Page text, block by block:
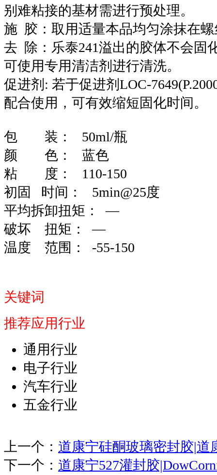
别难粘接的基材需进行预处理。
施 胶：取用适量本品均匀涂抹在
去 除：乐泰241溢出的胶体不会固
可使用专用清洁剂进行清洗。
促进剂: 若于促进剂LOC-
配合使用，可有效缩短固化时间。
包 装： 50ml/瓶
颜 色： 蓝色
粘 度： 110-150
初固 时间： 5min@25度
平均拆卸扭矩： —
破坏 扭矩： —
温度 范围： -55-150
关键词
推荐应用行业
通用行业
电子行业
汽车行业
五金行业
上一个： 道康宁硅酮玻璃密封胶|道
下一个： 道康宁527灌封胶